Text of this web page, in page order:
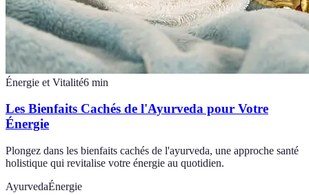
Énergie et Vitalité6 min
Les Bienfaits Cachés de l'Ayurveda pour Votre
Énergie
Plongez dans les bienfaits cachés de l'ayurveda, une approche santé
holistique qui revitalise votre énergie au quotidien.
AyurvedaÉnergie